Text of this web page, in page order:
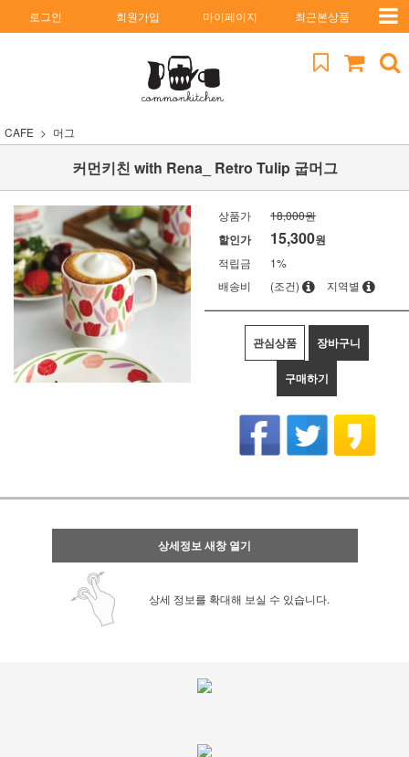
로그인 회원가입 마이페이지 최근본상품
CAFE 머그
커먼키친 with Rena_ Retro Tulip 굽머그
상품가 18,000원
할인가 15,300원
적립금
1%
배송비
(조건) 지역별
관심상품 장바구니
구매하기
상세정보 새창 열기
상세 정보를 확대해 보실 수 있습니다.